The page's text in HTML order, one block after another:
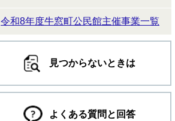
令和8年度牛窓町公民館主催事業一覧
見つからないときは
よくある質問と回答